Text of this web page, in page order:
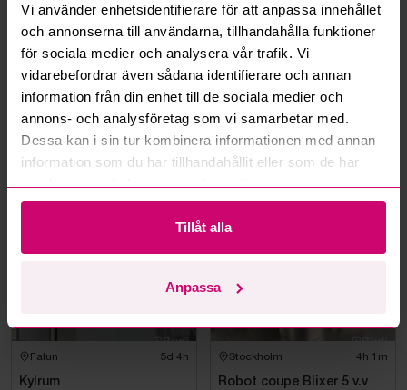
Vi använder enhetsidentifierare för att anpassa innehållet
och annonserna till användarna, tillhandahålla funktioner
för sociala medier och analysera vår trafik. Vi
vidarebefordrar även sådana identifierare och annan
information från din enhet till de sociala medier och
annons- och analysföretag som vi samarbetar med.
Dessa kan i sin tur kombinera informationen med annan
information som du har tillhandahållit eller som de har
samlat in när du har använt deras tjänster.
Tillåt alla
Anpassa
Kan jag ångra ett bud?
Kan ni frakta mina vunna objekt?
Mer från samma kategori
Falun 5d 4h
Kylrum
Stockholm 4h 1m
Robot coupe Blixer 5 v.v